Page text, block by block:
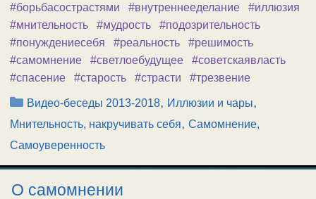
#борьбасострастями
#внутреннееделание
#иллюзия
#мнительность
#мудрость
#подозрительность
#понуждениесебя
#реальность
#решимость
#самомнение
#светлоебудущее
#советскаявласть
#спасение
#старость #страсти #трезвение
Рубрики
Видео-беседы 2013-2018, Иллюзии и чары,
Мнительность, накручивать себя, Самомнение,
Самоуверенность
О самомнении